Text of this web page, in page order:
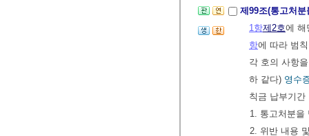
제99조(통고처
1항제2호에 해
항에 따라 범
각 호의 사항
하 같다) 영수
칙금 납부기
1. 통고처분을
2. 위반 내용